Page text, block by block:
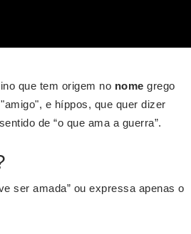
que tem origem no nome grego
e híppos, que quer dizer
de “o que ama a guerra”.
ser amada” ou expressa apenas o